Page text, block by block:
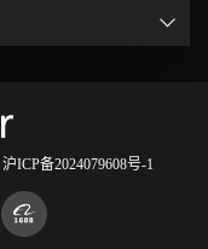
沪ICP备2024079608号-1